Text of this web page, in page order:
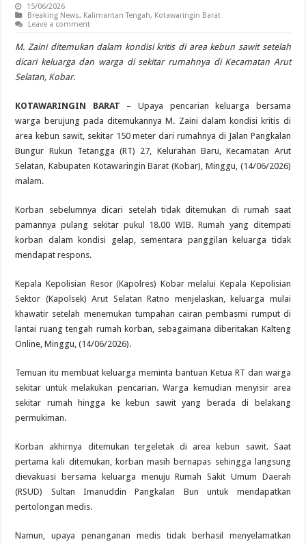
15/06/2026
Breaking News, Kalimantan Tengah, Kotawaringin Barat
Leave a comment
M. Zaini ditemukan dalam kondisi kritis di area kebun sawit setelah
dicari keluarga dan warga di sekitar rumahnya di Kecamatan Arut
Selatan, Kobar.
KOTAWARINGIN BARAT – Upaya pencarian keluarga bersama
warga berujung pada ditemukannya M. Zaini dalam kondisi kritis di
area kebun sawit, sekitar 150 meter dari rumahnya di Jalan Pangkalan
Bungur Rukun Tetangga (RT) 27, Kelurahan Baru, Kecamatan Arut
Selatan, Kabupaten Kotawaringin Barat (Kobar), Minggu, (14/06/2026)
malam.
Korban sebelumnya dicari setelah tidak ditemukan di rumah saat
pamannya pulang sekitar pukul 18.00 WIB. Rumah yang ditempati
korban dalam kondisi gelap, sementara panggilan keluarga tidak
mendapat respons.
Kepala Kepolisian Resor (Kapolres) Kobar melalui Kepala Kepolisian
Sektor (Kapolsek) Arut Selatan Ratno menjelaskan, keluarga mulai
khawatir setelah menemukan tumpahan cairan pembasmi rumput di
lantai ruang tengah rumah korban, sebagaimana diberitakan Kalteng
Online, Minggu, (14/06/2026).
Temuan itu membuat keluarga meminta bantuan Ketua RT dan warga
sekitar untuk melakukan pencarian. Warga kemudian menyisir area
sekitar rumah hingga ke kebun sawit yang berada di belakang
permukiman.
Korban akhirnya ditemukan tergeletak di area kebun sawit. Saat
pertama kali ditemukan, korban masih bernapas sehingga langsung
dievakuasi bersama keluarga menuju Rumah Sakit Umum Daerah
(RSUD) Sultan Imanuddin Pangkalan Bun untuk mendapatkan
pertolongan medis.
Namun, upaya penanganan medis tidak berhasil menyelamatkan